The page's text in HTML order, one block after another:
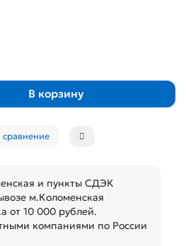
В корзину
сравнение
и пункты СДЭК
м.Коломенская
от 10 000 рублей.
компаниями по России